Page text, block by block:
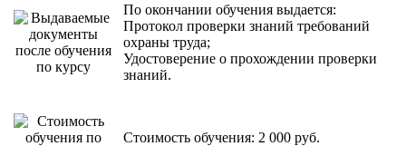
По окончании обучения выдается:
Протокол проверки знаний требований
охраны труда;
Удостоверение о прохождении проверки
знаний.
Стоимость обучения: 2 000 руб.